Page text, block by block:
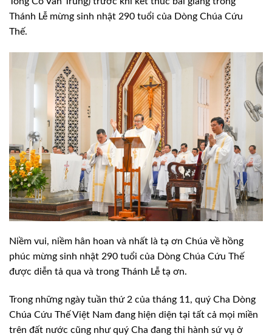
Thánh Lễ mừng sinh nhật 290 tuổi của Dòng Chúa Cứu
Thế.
Niềm vui, niềm hân hoan và nhất là tạ ơn Chúa về hồng
phúc mừng sinh nhật 290 tuổi của Dòng Chúa Cứu Thế
được diễn tả qua và trong Thánh Lễ tạ ơn.
Trong những ngày tuần thứ 2 của tháng 11, quý Cha Dòng
Chúa Cứu Thế Việt Nam đang hiện diện tại tất cả mọi miền
trên đất nước cũng như quý Cha đang thi hành sứ vụ ở